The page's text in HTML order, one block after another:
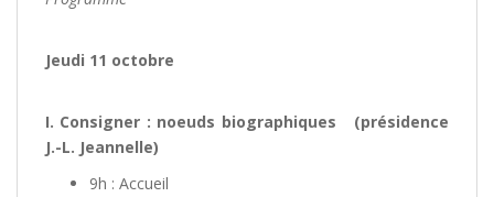
Jeudi 11 octobre
I. Consigner : noeuds biographiques (présidence
J.-L. Jeannelle)
9h : Accueil